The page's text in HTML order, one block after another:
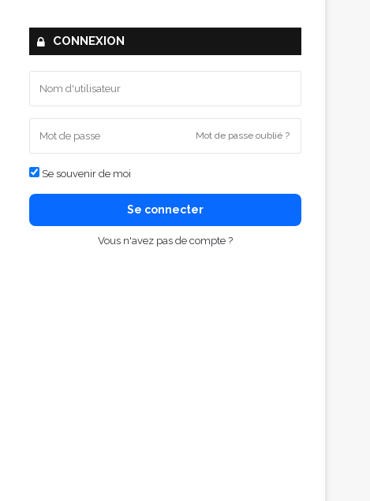
CONNEXION
Mot de passe oublié ?
Se souvenir de moi
Se connecter
Vous n'avez pas de compte ?